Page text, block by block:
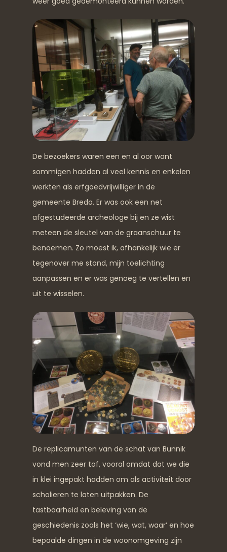
De bezoekers waren een en al oor want
sommigen hadden al veel kennis en enkelen
werkten als erfgoedvrijwilliger in de
gemeente Breda. Er was ook een net
afgestudeerde archeologe bij en ze wist
meteen de sleutel van de graanschuur te
benoemen. Zo moest ik, afhankelijk wie er
tegenover me stond, mijn toelichting
aanpassen en er was genoeg te vertellen en
uit te wisselen.
De replicamunten van de schat van Bunnik
vond men zeer tof, vooral omdat dat we die
in klei ingepakt hadden om als activiteit door
scholieren te laten uitpakken. De
tastbaarheid en beleving van de
geschiedenis zoals het ‘wie, wat, waar’ en hoe
bepaalde dingen in de woonomgeving zijn